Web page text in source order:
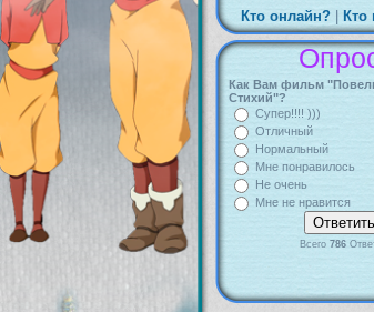
Кто онлайн? Кто
Как Вам фильм
Стихий"?
Супер!!!! )))
Отличный
Нормальный
Мне понравилось
Не очень
Мне не нравится
Всего 786